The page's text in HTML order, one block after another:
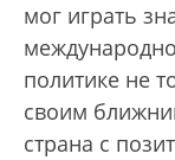
мог играть
политике не
своим
страна с